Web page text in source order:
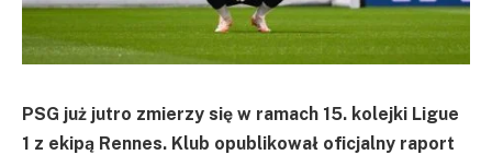
PSG już jutro zmierzy się w ramach 15. kolejki Ligue
1 z ekipą Rennes. Klub opublikował oficjalny raport